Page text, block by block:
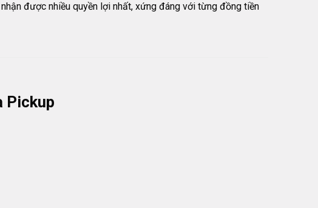
được nhiều quyền lợi nhất, xứng đáng với từng đồng tiền
Pickup